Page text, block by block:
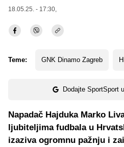
18.05.25. - 17:30,
Teme: GNK Dinamo Zagreb
Dodajte SportSport
Napadač Hajduka Marko
ljubiteljima fudbala u
izaziva ogromnu pažnju i